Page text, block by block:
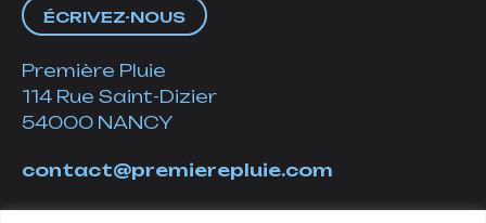
ÉCRIVEZ-NOUS
Première Pluie
114 Rue Saint-Dizier
54000 NANCY
contact@premierepluie.com